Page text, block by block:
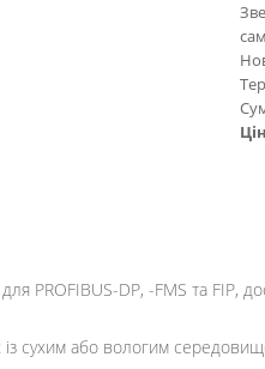
PROFIBUS-DP, -FMS та FIP,
сухим або вологим